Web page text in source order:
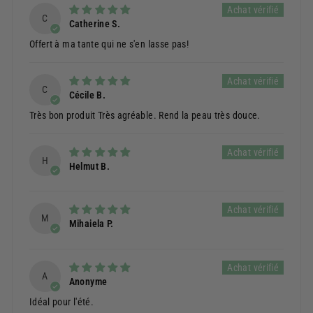
C
Catherine S.
Offert à ma tante qui ne s'en lasse pas!
C
Cécile B.
Très bon produit Très agréable. Rend la peau très douce.
H
Helmut B.
M
Mihaiela P.
A
Anonyme
Idéal pour l'été.